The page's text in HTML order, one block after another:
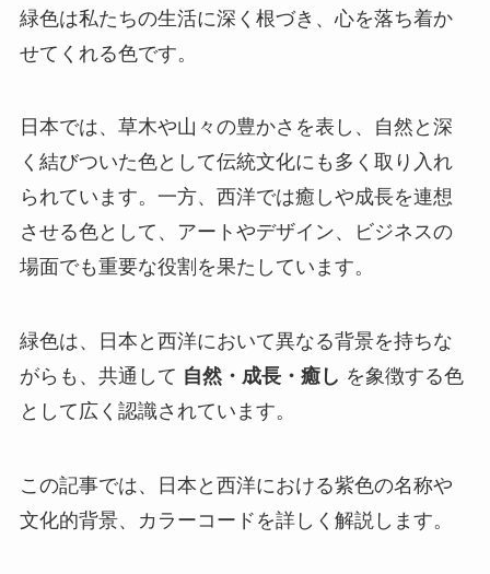
緑色は私たちの生活に深く根づき、心を落ち着か
せてくれる色です。
日本では、草木や山々の豊かさを表し、自然と深
く結びついた色として伝統文化にも多く取り入れ
られています。一方、西洋では癒しや成長を連想
させる色として、アートやデザイン、ビジネスの
場面でも重要な役割を果たしています。
緑色は、日本と西洋において異なる背景を持ちな
がらも、共通して 自然・成長・癒し を象徴する色
として広く認識されています。
この記事では、日本と西洋における紫色の名称や
文化的背景、カラーコードを詳しく解説します。